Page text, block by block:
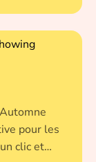
pour les
clic et